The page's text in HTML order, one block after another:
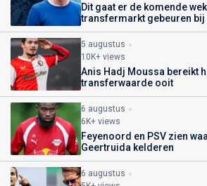
Dit gaat er de komende
transfermarkt gebeuren bij
5 augustus
10K+ views
Anis Hadj Moussa bereikt
transferwaarde ooit
6 augustus
6K+ views
Feyenoord en PSV zien
Geertruida kelderen
6 augustus